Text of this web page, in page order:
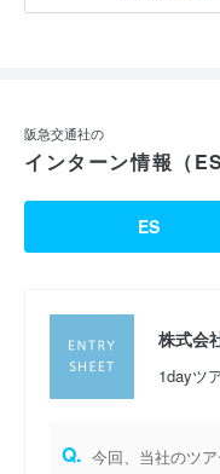
阪急交通社の
インターン情報（
ES
株式会
1dayツ
Q. 今回、当社のツ